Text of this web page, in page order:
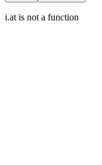
i.at is not a function